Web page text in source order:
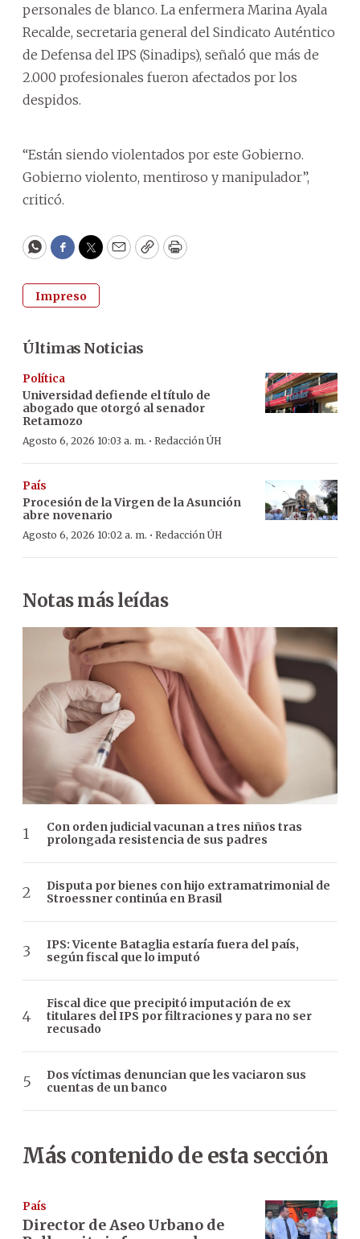
personales de blanco. La enfermera Marina Ayala
Recalde, secretaria general del Sindicato Auténtico
de Defensa del IPS (Sinadips), señaló que más de
2.000 profesionales fueron afectados por los
despidos.
“Están siendo violentados por este Gobierno.
Gobierno violento, mentiroso y manipulador”,
criticó.
WhatsApp
Facebook
Twitter
EmailCopyPrint
Impreso
Últimas Noticias
Política
Universidad defiende el título de
abogado que otorgó al senador
Retamozo
Agosto 6, 2026 10:03 a. m. · Redacción ÚH
País
Procesión de la Virgen de la Asunción
abre novenario
Agosto 6, 2026 10:02 a. m. · Redacción ÚH
Notas más leídas
Con orden judicial vacunan a tres niños tras
prolongada resistencia de sus padres
Disputa por bienes con hijo extramatrimonial de
Stroessner continúa en Brasil
IPS: Vicente Bataglia estaría fuera del país,
según fiscal que lo imputó
Fiscal dice que precipitó imputación de ex
titulares del IPS por filtraciones y para no ser
recusado
Dos víctimas denuncian que les vaciaron sus
cuentas de un banco
Más contenido de esta sección
País
Director de Aseo Urbano de